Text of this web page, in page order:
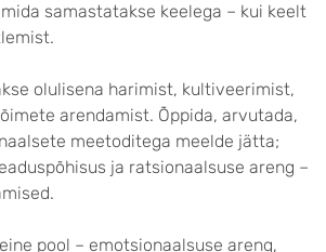
samastatakse keelega – kui keelt
olulisena harimist, kultiveerimist,
arendamist. Õppida, arvutada,
meetoditega meelde jätta;
ja ratsionaalsuse areng –
pool – emotsionaalsuse areng,